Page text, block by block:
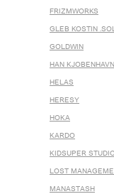
FRIZMWORKS
GLEB KOSTIN
GOLDWIN
HAN KJOBENHAVN
HELAS
HERESY
HOKA
KARDO
KIDSUPER
LOST
MANASTASH